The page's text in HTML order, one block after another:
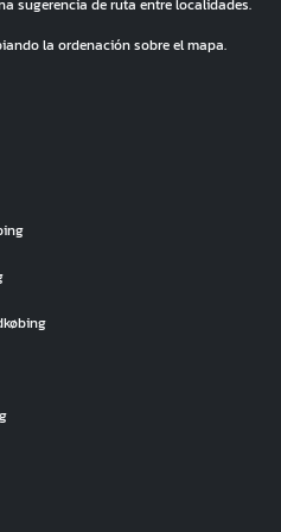
sugerencia de ruta entre localidades.
la ordenación sobre el mapa.